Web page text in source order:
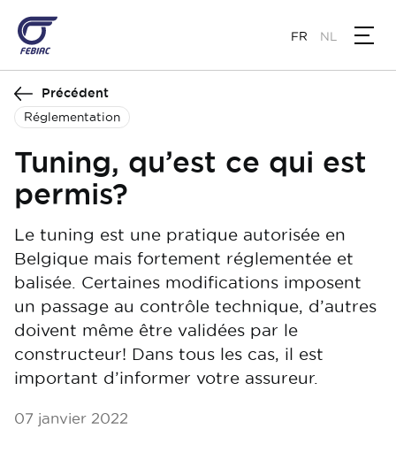
contenu
principal
FR NL
Précédent
Réglementation
Tuning, qu’est ce qui est
permis?
Le tuning est une pratique autorisée en
Belgique mais fortement réglementée et
balisée. Certaines modifications imposent
un passage au contrôle technique, d’autres
doivent même être validées par le
constructeur! Dans tous les cas, il est
important d’informer votre assureur.
07 janvier 2022